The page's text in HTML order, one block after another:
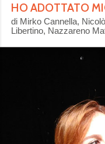
HO ADOTTATO
di Mirko Cannella,
Libertino, Nazzareno